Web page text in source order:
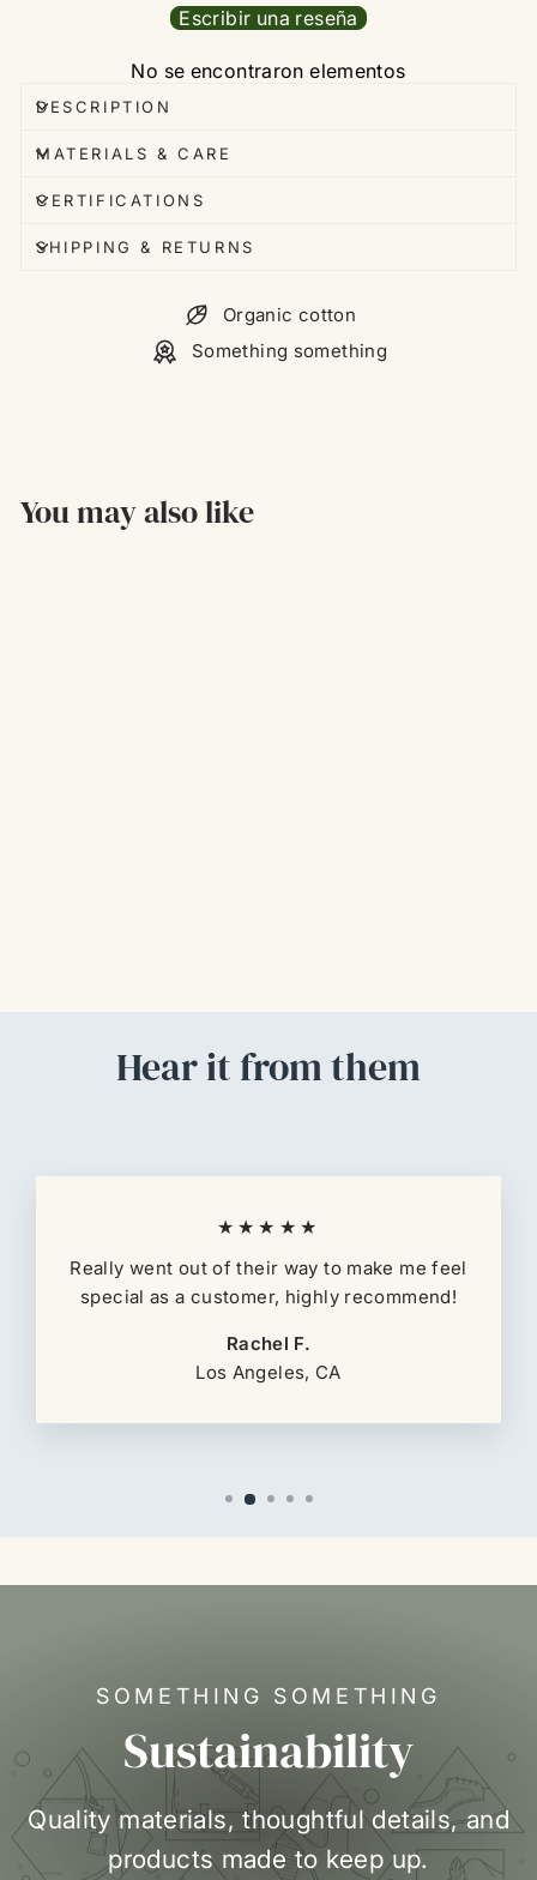
Escribir una reseña
No se encontraron elementos
DESCRIPTION
MATERIALS & CARE
CERTIFICATIONS
SHIPPING & RETURNS
Organic cotton
Something something
You may also like
Hear it from them
★★★★★
Really went out of their way to make me feel
special as a customer, highly recommend!
Rachel F.
Los Angeles, CA
SOMETHING SOMETHING
Sustainability
Quality materials, thoughtful details, and
products made to keep up.